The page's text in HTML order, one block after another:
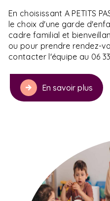
En choisissant A PETITS
le choix d'une garde
cadre familial et
ou pour prendre rendez-
contacter l'équipe au 06 33
En savoir plus